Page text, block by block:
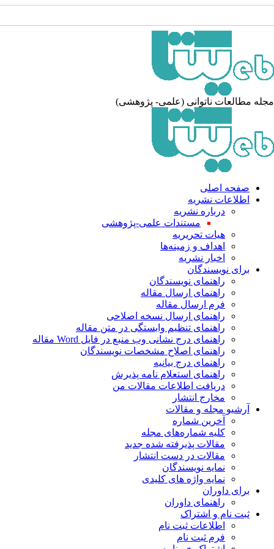
مطالعات ناتوانی (علمی- پژوهشی)
صفحه اصلی
اطلاعات نشریه
درباره نشریه
مستندات علمی-پژوهشی
هیات تحریریه
اهداف و زمینه‌ها
اخبار نشریه
برای نویسندگان
راهنمای نویسندگان
راهنمای ارسال مقاله
فرم ارسال مقاله
راهنمای ارسال نسخه اصلاحی
راهنمای تنظیم وابستگی در متن مقاله
راهنمای درج نشانی وب منبع در فایل Word مقاله
راهنمای اصلاح مشخصات نویسندگان
راهنمای درج بیانیه
راهنمای استعلام نامه پذیرش
دریافت اطلاعات مقالات من
مخارج انتشار
آرشیو مجله و مقالات
آخرین شماره
کلیه شماره‌های مجله
مقالات پذیرفته شده جدید
مقالات در دست انتشار
نمایه نویسندگان
نمایه واژه های کلیدی
برای داوران
راهنمای داوران
ثبت نام و اشتراک
اطلاعات ثبت نام
فرم ثبت نام